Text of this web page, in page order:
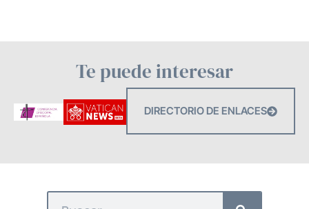
Te puede interesar
DIRECTORIO DE ENLACES